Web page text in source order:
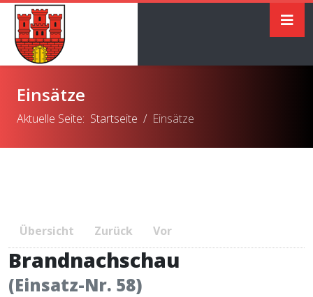
Einsätze
Aktuelle Seite: Startseite Einsätze
Übersicht Zurück Vor
Brandnachschau
(Einsatz-Nr. 58)